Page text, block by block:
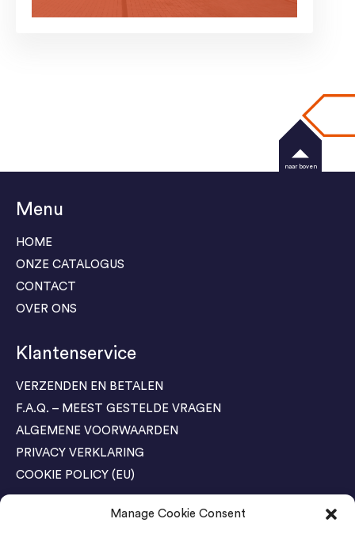
Manage Cookie Consent
Menu
HOME
ONZE CATALOGUS
CONTACT
OVER ONS
Klantenservice
VERZENDEN EN BETALEN
F.A.Q. – MEEST GESTELDE VRAGEN
ALGEMENE VOORWAARDEN
PRIVACY VERKLARING
COOKIE POLICY (EU)
Agenda Trade Shows
naar boven